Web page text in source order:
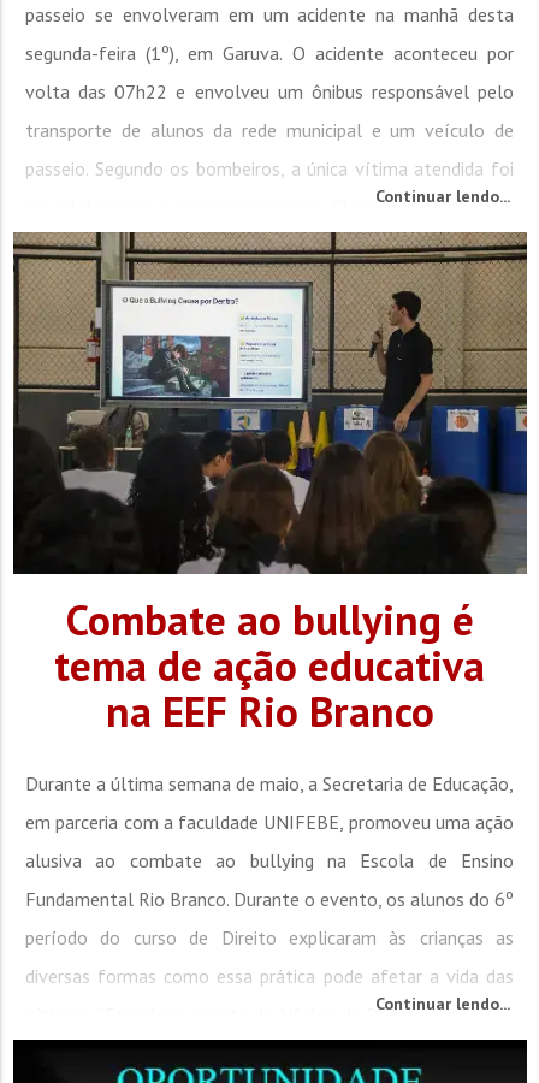
passeio se envolveram em um acidente na manhã desta
segunda-feira (1º), em Garuva. O acidente aconteceu por
volta das 07h22 e envolveu um ônibus responsável pelo
transporte de alunos da rede municipal e um veículo de
passeio. Segundo os bombeiros, a única vítima atendida foi
um adolescente que ocupava o carro. Ele estava consciente,
orientado e com sinais vitais estáveis,...
Continuar lendo...
Combate ao bullying é
tema de ação educativa
na EEF Rio Branco
Durante a última semana de maio, a Secretaria de Educação,
em parceria com a faculdade UNIFEBE, promoveu uma ação
alusiva ao combate ao bullying na Escola de Ensino
Fundamental Rio Branco. Durante o evento, os alunos do 6º
período do curso de Direito explicaram às crianças as
diversas formas como essa prática pode afetar a vida das
vítimas. “Esse é um evento do Núcleo de Prática...Continuar lendo...